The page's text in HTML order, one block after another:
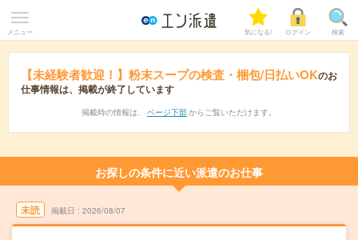
メニュー 気になる! ログイン 検索
【未経験者歓迎！】粉末スープの検査・梱包/日払いOKのお
仕事情報は、掲載が終了しています
掲載時の情報は、 ページ下部 からご覧いただけます。
お探しの条件に近い派遣のお仕事
未読 掲載日 2026/08/07